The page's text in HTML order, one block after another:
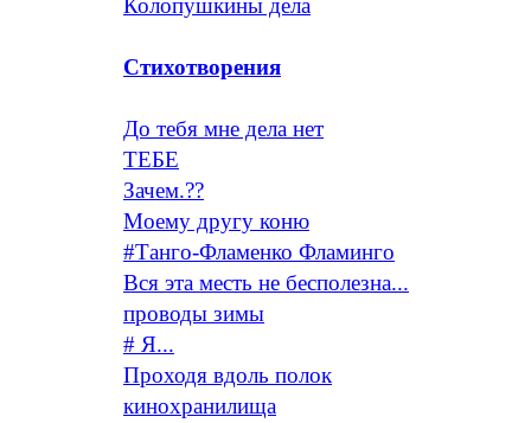
Колопушкины дела
Стихотворения
До тебя мне дела нет
ТЕБЕ
Зачем.??
Моему другу коню
#Танго-Фламенко Фламинго
Вся эта месть не бесполезна...
проводы зимы
# Я...
Проходя вдоль полок
кинохранилища